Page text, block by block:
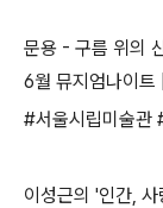
문용 - 구름 위의
6월 뮤지엄나이트
#서울시립미술관
이성근의 '인간,